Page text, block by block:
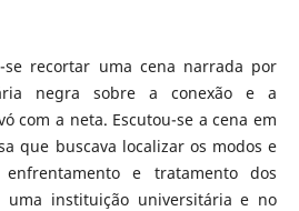
se recortar uma cena narrada por
negra sobre a conexão e a
com a neta. Escutou-se a cena em
que buscava localizar os modos e
e tratamento dos
uma instituição universitária e no